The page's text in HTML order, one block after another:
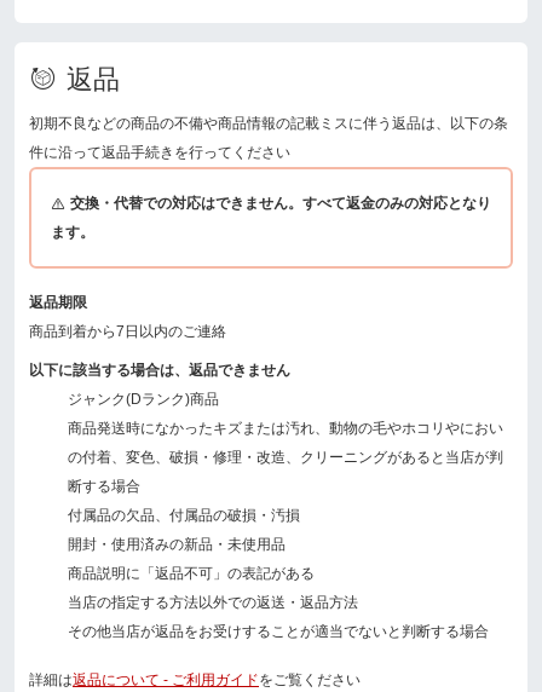
返品
初期不良などの商品の不備や商品情報の記載ミスに伴う返品は、以下の条
件に沿って返品手続きを行ってください
交換・代替での対応はできません。すべて返金のみの対応となり
ます。
返品期限
商品到着から7日以内のご連絡
以下に該当する場合は、返品できません
ジャンク(Dランク)商品
商品発送時になかったキズまたは汚れ、動物の毛やホコリやにおい
の付着、変色、破損・修理・改造、クリーニングがあると当店が判
断する場合
付属品の欠品、付属品の破損・汚損
開封・使用済みの新品・未使用品
商品説明に「返品不可」の表記がある
当店の指定する方法以外での返送・返品方法
その他当店が返品をお受けすることが適当でないと判断する場合
詳細は返品について - ご利用ガイドをご覧ください